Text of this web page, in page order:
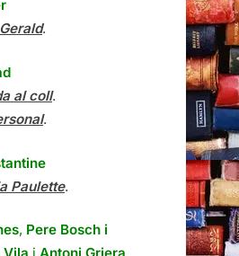
.
al coll.
.
Paulette.
, Pere Bosch i